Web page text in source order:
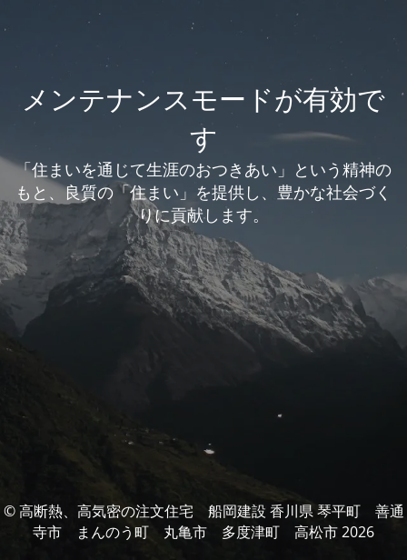
メンテナンスモードが有効で
す
「住まいを通じて生涯のおつきあい」という精神の
もと、良質の「住まい」を提供し、豊かな社会づく
りに貢献します。
© 高断熱、高気密の注文住宅 船岡建設 香川県 琴平町 善通
寺市 まんのう町 丸亀市 多度津町 高松市 2026